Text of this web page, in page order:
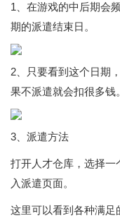
1、在游戏的中后期会
期的派遣结束日。
2、只要看到这个日期
果不派遣就会扣很多钱。
3、派遣方法
打开人才仓库，选择
入派遣页面。
这里可以看到各种满足